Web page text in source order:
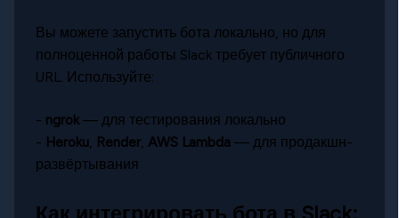
Вы можете запустить бота локально, но для
полноценной работы Slack требует публичного
URL. Используйте:
- ngrok— для тестирования локально
- Heroku, Render,AWS Lambda — для продакшн-
развёртывания